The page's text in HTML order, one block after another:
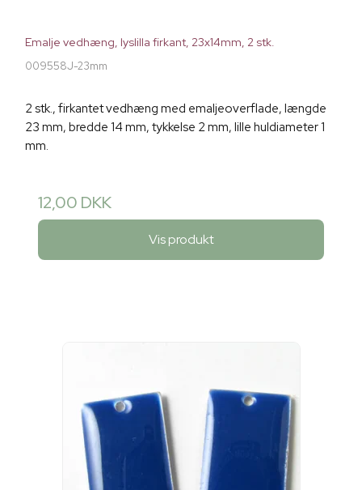
Emalje vedhæng, lyslilla firkant, 23x14mm, 2 stk.
009558J-23mm
2 stk., firkantet vedhæng med emaljeoverflade, længde
23 mm, bredde 14 mm, tykkelse 2 mm, lille huldiameter 1
mm.
12,00 DKK
Vis produkt